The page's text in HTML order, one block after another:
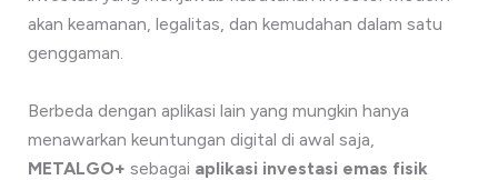
akan keamanan, legalitas, dan kemudahan dalam satu
genggaman.
Berbeda dengan aplikasi lain yang mungkin hanya
menawarkan keuntungan digital di awal saja,
METALGO+ sebagai aplikasi investasi emas fisik